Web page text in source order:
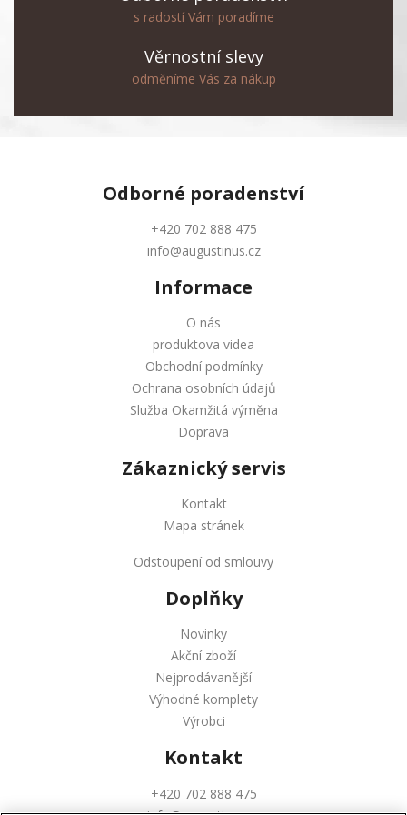
s radostí Vám poradíme
Věrnostní slevy
odměníme Vás za nákup
Odborné poradenství
+420 702 888 475
info@augustinus.cz
Informace
O nás
produktova videa
Obchodní podmínky
Ochrana osobních údajů
Služba Okamžitá výměna
Doprava
Zákaznický servis
Kontakt
Mapa stránek
Odstoupení od smlouvy
Doplňky
Novinky
Akční zboží
Nejprodávanější
Výhodné komplety
Výrobci
Kontakt
+420 702 888 475